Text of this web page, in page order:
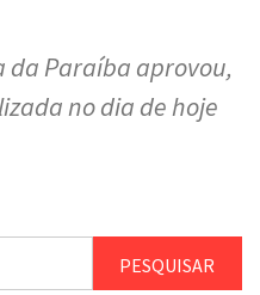
da Paraíba aprovou,
no dia de hoje